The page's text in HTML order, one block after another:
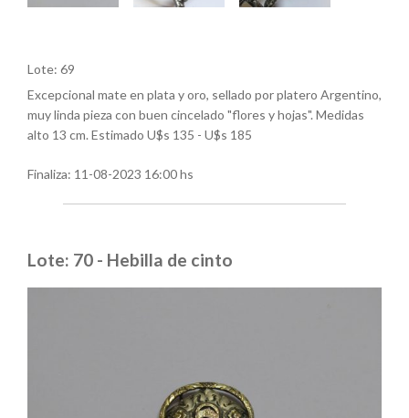
Lote: 69
Excepcional mate en plata y oro, sellado por platero Argentino,
muy linda pieza con buen cincelado "flores y hojas". Medidas
alto 13 cm. Estimado U$s 135 - U$s 185
Finaliza: 11-08-2023 16:00 hs
Lote: 70 - Hebilla de cinto